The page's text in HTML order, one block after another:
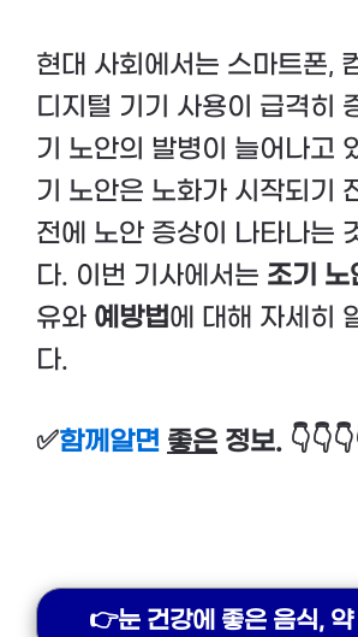
현대 사회에서는 스마트폰,
디지털 기기 사용이 급격히
기 노안의 발병이 늘어나고
기 노안은 노화가 시작되기
전에 노안 증상이 나타나는
다. 이번 기사에서는 조기 노
유와 예방법에 대해 자세히
다.
✅함께알면 좋은 정보.
👉눈 건강에 좋은 음식, 약